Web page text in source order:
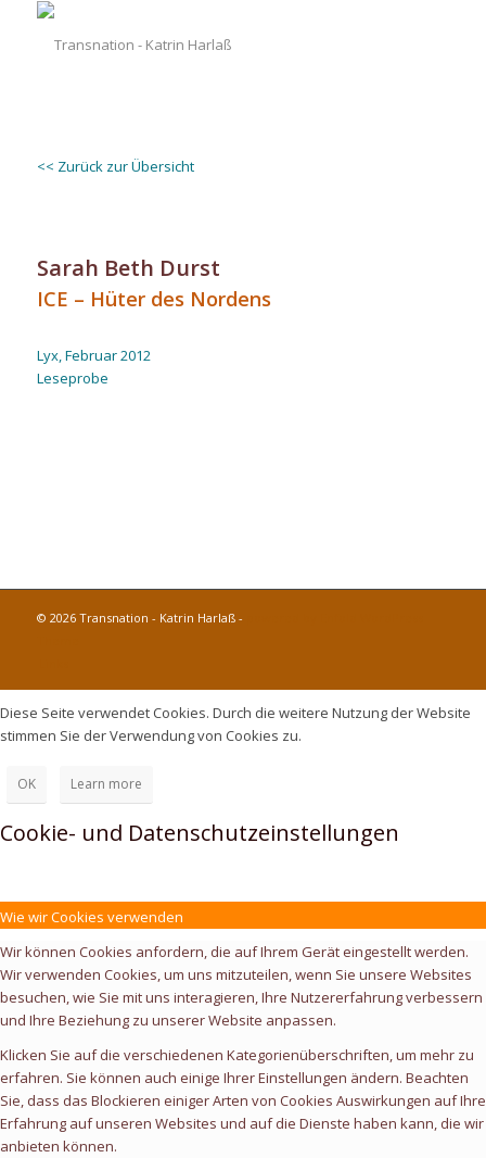
<< Zurück zur Übersicht
Sarah Beth Durst
ICE – Hüter des Nordens
Lyx, Februar 2012
Leseprobe
© 2026 Transnation - Katrin Harlaß -
Diese Seite verwendet Cookies. Durch die weitere Nutzung der Website
stimmen Sie der Verwendung von Cookies zu.
OK Learn more
Cookie- und Datenschutzeinstellungen
Wie wir Cookies verwenden
Wir können Cookies anfordern, die auf Ihrem Gerät eingestellt werden.
Wir verwenden Cookies, um uns mitzuteilen, wenn Sie unsere Websites
besuchen, wie Sie mit uns interagieren, Ihre Nutzererfahrung verbessern
und Ihre Beziehung zu unserer Website anpassen.
Klicken Sie auf die verschiedenen Kategorienüberschriften, um mehr zu
erfahren. Sie können auch einige Ihrer Einstellungen ändern. Beachten
Sie, dass das Blockieren einiger Arten von Cookies Auswirkungen auf Ihre
Erfahrung auf unseren Websites und auf die Dienste haben kann, die wir
anbieten können.